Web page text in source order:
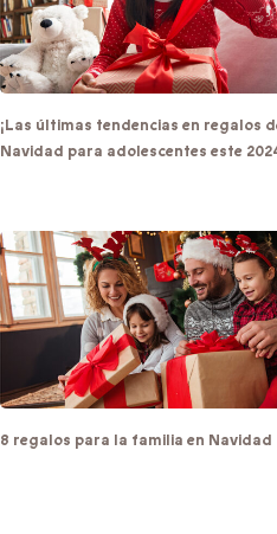
¡Las últimas tendencias en regalos
Navidad para adolescentes este
8 regalos para la familia en Navidad